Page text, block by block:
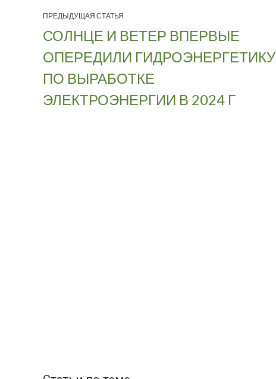
ПРЕДЫДУЩАЯ СТАТЬЯ
СОЛНЦЕ И ВЕТЕР ВПЕРВЫЕ
ОПЕРЕДИЛИ ГИДРОЭНЕРГЕТИКУ
ПО ВЫРАБОТКЕ
ЭЛЕКТРОЭНЕРГИИ В 2024 Г